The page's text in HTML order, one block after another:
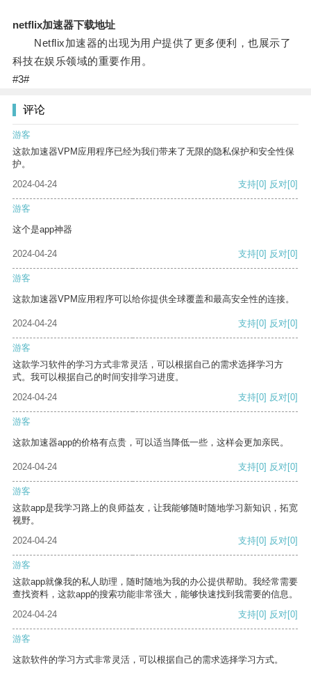
netflix加速器下载地址
Netflix加速器的出现为用户提供了更多便利，也展示了
科技在娱乐领域的重要作用。
#3#
评论
游客
这款加速器VPM应用程序已经为我们带来了无限的隐私保护和安全性保
护。
2024-04-24
支持[0] 反对[0]
游客
这个是app神器
2024-04-24 支持[0] 反对[0]
游客
这款加速器VPM应用程序可以给你提供全球覆盖和最高安全性的连接。
2024-04-24 支持[0] 反对[0]
游客
这款学习软件的学习方式非常灵活，可以根据自己的需求选择学习方
式。我可以根据自己的时间安排学习进度。
2024-04-24
支持[0] 反对[0]
游客
这款加速器app的价格有点贵，可以适当降低一些，这样会更加亲民。
2024-04-24 支持[0] 反对[0]
游客
这款app是我学习路上的良师益友，让我能够随时随地学习新知识，拓宽
视野。
2024-04-24
支持[0] 反对[0]
游客
这款app就像我的私人助理，随时随地为我的办公提供帮助。我经常需要
查找资料，这款app的搜索功能非常强大，能够快速找到我需要的信息。
2024-04-24
支持[0] 反对[0]
游客
这款软件的学习方式非常灵活，可以根据自己的需求选择学习方式。